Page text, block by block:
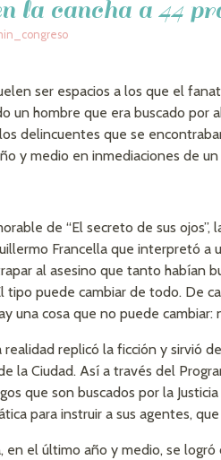
la cancha a 44
ser espacios a los que el
un hombre que era buscado por
delincuentes que se
y medio en inmediaciones de
de “El secreto de sus
Francella que interpretó a
al asesino que tanto habían
tipo puede cambiar de todo. De
una cosa que no puede
replicó la ficción y sirvió
la Ciudad. Así a través del
que son buscados por la
para instruir a sus agentes,
en el último año y medio, se